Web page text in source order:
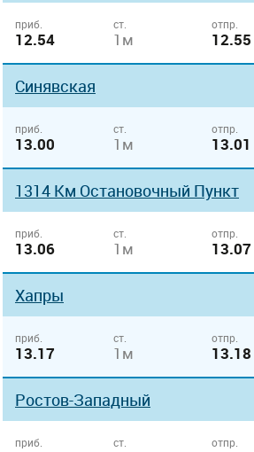
приб.
12.54
ст.
1м
отпр.
12.55
Синявская
приб.
13.00
ст.
1м
отпр.
13.01
1314 Км Остановочный Пункт
приб.
13.06
ст.
1м
отпр.
13.07
Хапры
приб.
13.17
ст.
1м
отпр.
13.18
Ростов-Западный
приб. ст. отпр.